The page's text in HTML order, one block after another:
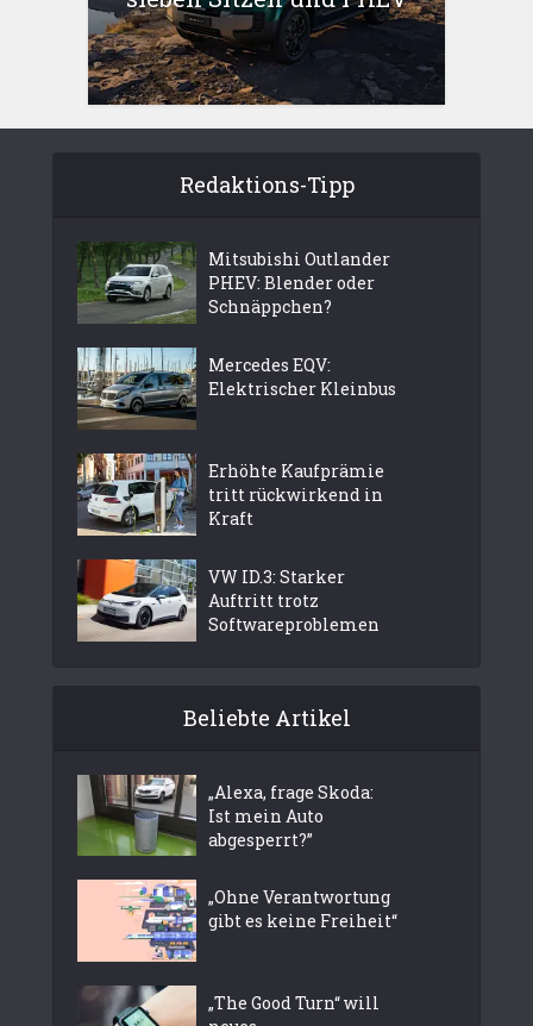
Redaktions-Tipp
Mitsubishi Outlander
PHEV: Blender oder
Schnäppchen?
Mercedes EQV:
Elektrischer Kleinbus
Erhöhte Kaufprämie
tritt rückwirkend in
Kraft
VW ID.3: Starker
Auftritt trotz
Softwareproblemen
Beliebte Artikel
„Alexa, frage Skoda:
Ist mein Auto
abgesperrt?”
„Ohne Verantwortung
gibt es keine Freiheit“
„The Good Turn“ will